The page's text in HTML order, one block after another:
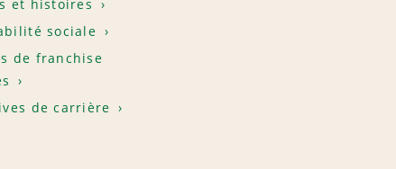
et histoires
sociale
de franchise
de carrière